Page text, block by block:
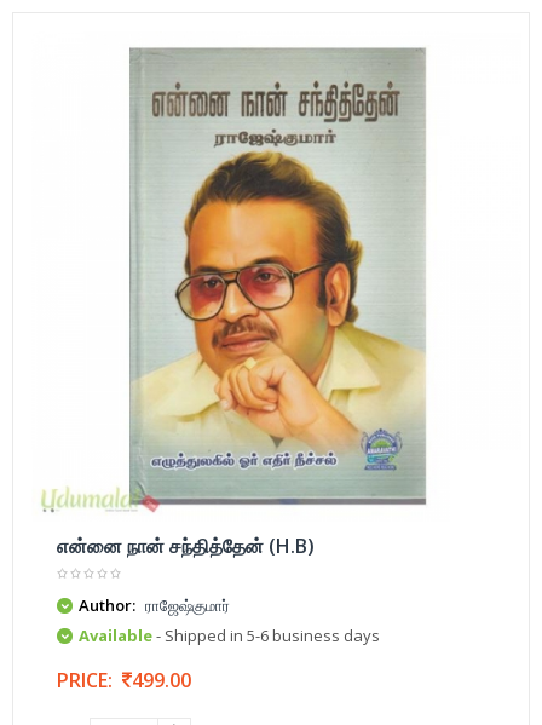
என்னை நான் சந்தித்தேன் (H.B)
Author: ராஜேஷ்குமார்
Available- Shipped in 5-6 business days
PRICE: 499.00